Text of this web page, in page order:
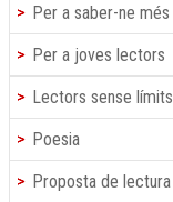
Per a saber-ne més
Per a joves lectors
Lectors sense límits
Poesia
Proposta de lectura